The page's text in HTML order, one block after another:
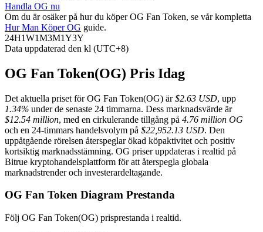
USDT Futures
Handla OG nu
Om du är osäker på hur du köper OG Fan Token, se vår kompletta
Hur Man Köper OG guide.
24H1W1M3M1Y3Y
Data uppdaterad den kl (UTC+8)
OG Fan Token(OG) Pris Idag
Det aktuella priset för OG Fan Token(OG) är$2.63 USD, upp
1.34% under de senaste 24 timmarna. Dess marknadsvärde är
$12.54 million, med en cirkulerande tillgång på 4.76 million OG
och en 24-timmars handelsvolym på $22,952.13 USD. Den
uppåtgående rörelsen återspeglar ökad köpaktivitet och positiv
kortsiktig marknadsstämning. OG priser uppdateras i realtid på
Bitrue kryptohandelsplattform för att återspegla globala
marknadstrender och investerardeltagande.
OG Fan Token Diagram Prestanda
Följ OG Fan Token(OG) prisprestanda i realtid.